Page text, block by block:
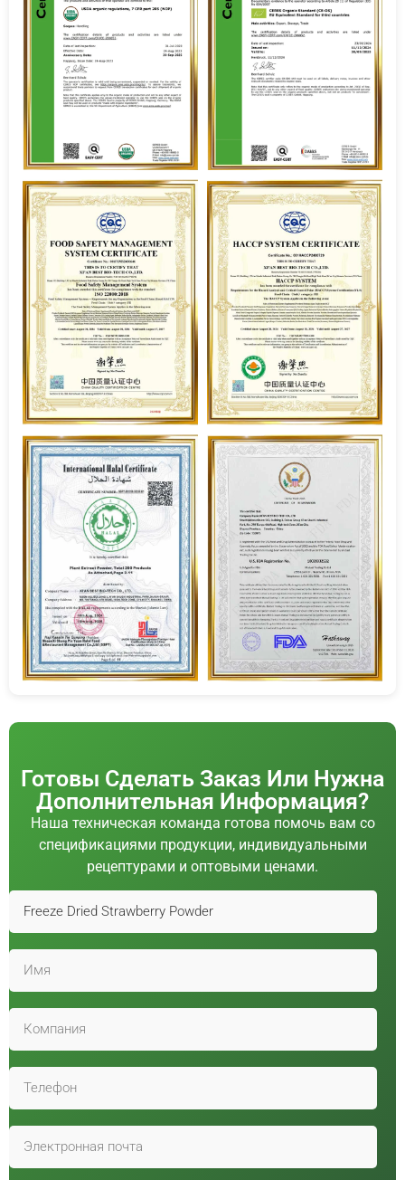
Готовы Сделать Заказ Или Нужна
Дополнительная Информация?
Наша техническая команда готова помочь вам со
спецификациями продукции, индивидуальными
рецептурами и оптовыми ценами.